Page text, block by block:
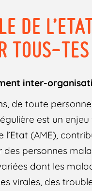
DE
TOUS-
inter-
de toute
est un
l’Etat (AME),
des personnes
dont les
virales, des